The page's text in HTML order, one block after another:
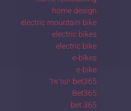
home design
electric mountain bike
electric bikes
electric bike
e-bikes
e-bike
bet365 ישראל
Bet365
bet 365